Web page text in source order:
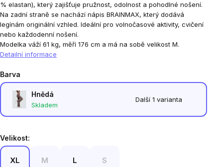
hvězdiček.
% elastan), který zajišťuje pružnost, odolnost a pohodlné nošení.
Na zadní straně se nachází nápis BRAINMAX, který dodává
legínám originální vzhled. Ideální pro volnočasové aktivity, cvičení
nebo každodenní nošení.
Modelka váží 61 kg, měří 176 cm a má na sobě velikost M.
Detailní informace
Barva
Hnědá
Skladem
Další 1 varianta
Velikost:
XL M L S